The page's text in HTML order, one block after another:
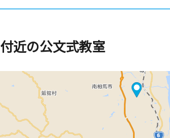
付近の公文式教室